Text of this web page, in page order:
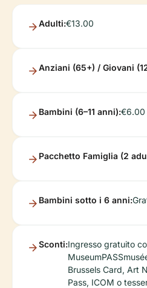
Adulti:€13.00
Anziani (65+) / Giovani
Bambini (6–11 anni):€6.00
Pacchetto Famiglia (2
Bambini sotto i 6 anni:
Sconti:Ingresso gratuito
Brussels Card, Art
Pass, ICOM o